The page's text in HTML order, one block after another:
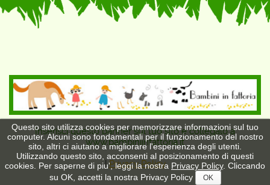
Questo sito utilizza cookies per memorizzare informazioni sul tuo
computer. Alcuni sono fondamentali per il funzionamento del nostro
sito, altri ci aiutano a migliorare l'esperienza degli utenti.
Utilizzando questo sito, acconsenti al posizionamento di questi
cookies. Per saperne di piu', leggi la nostra Privacy Policy. Cliccando
su OK, accetti la nostra Privacy Policy
OK
Inserisci questo banner sul tuo sito e collegalo a
www.bambiniinfattoria.it
|Privacy Policy